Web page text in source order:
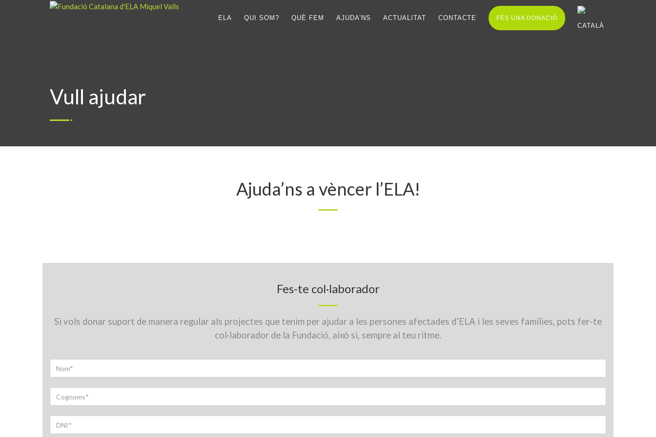
ELA QUI SOM? QUÈ FEM AJUDA’NS ACTUALITAT CONTACTE FÉS UNA DONACIÓ
Vull ajudar
Ajuda’ns a vèncer l’ELA!
Fes-te col·laborador
Si vols donar suport de manera regular als projectes que tenim per ajudar a les persones afectades d’ELA i les seves famílies, pots fer-te
col·laborador de la Fundació, això si, sempre al teu ritme.